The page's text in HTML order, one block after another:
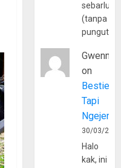
(tanpa
Gwenny
on
Bestie
Tapi
30/03/
Halo
kak, ini